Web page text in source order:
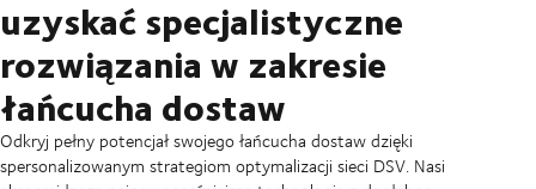
uzyskać specjalistyczne
rozwiązania w zakresie
łańcucha dostaw
Odkryj pełny potencjał swojego łańcucha dostaw dzięki
spersonalizowanym strategiom optymalizacji sieci DSV. Nasi